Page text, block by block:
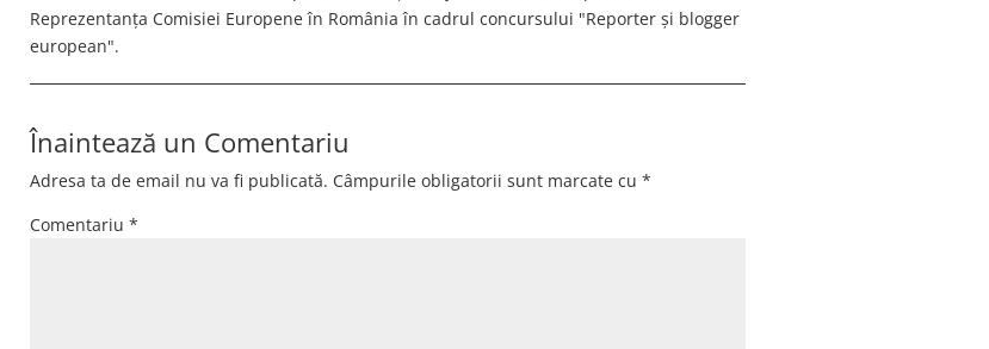
Reprezentanța Comisiei Europene în România în cadrul concursului "Reporter și blogger
european".
Înaintează un Comentariu
Adresa ta de email nu va fi publicată. Câmpurile obligatorii sunt marcate cu *
Comentariu *